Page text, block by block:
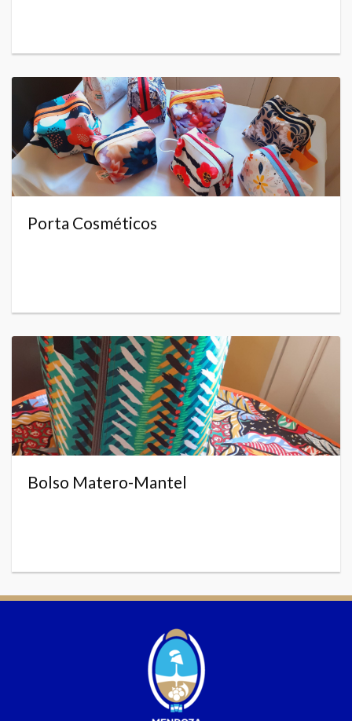
Porta Cosméticos
Bolso Matero-Mantel